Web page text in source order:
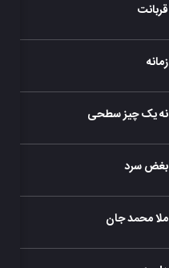
قربانت
زمانه
نه یک چیز سطحی
بغض سرد
ملا محمد جان